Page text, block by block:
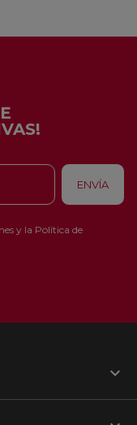
y la Política de
